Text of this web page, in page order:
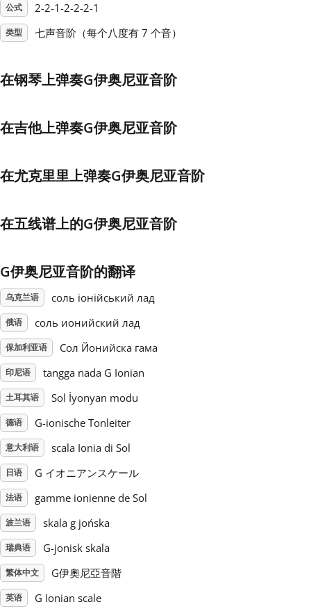
Français
Português
Русский
Svenska
Українська
简体中文
繁體中文
公式 2-2-1-2-2-2-1
类型 七声音阶（每个八度有 7 个音）
在钢琴上弹奏G伊奥尼亚音阶
在吉他上弹奏G伊奥尼亚音阶
在尤克里里上弹奏G伊奥尼亚音阶
在五线谱上的G伊奥尼亚音阶
G伊奥尼亚音阶的翻译
乌克兰语 соль іонійський лад
俄语 соль ионийский лад
保加利亚语 Сол Йонийска гама
印尼语 tangga nada G Ionian
土耳其语 Sol İyonyan modu
德语 G-ionische Tonleiter
意大利语 scala Ionia di Sol
日语 G イオニアンスケール
法语 gamme ionienne de Sol
波兰语 skala g jońska
瑞典语 G-jonisk skala
繁体中文 G伊奧尼亞音階
英语 G Ionian scale